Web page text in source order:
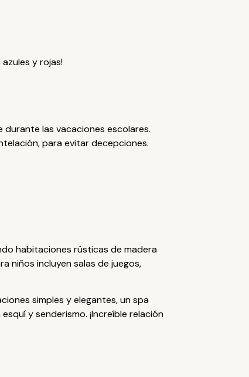
y rojas!
las vacaciones escolares.
para evitar decepciones.
habitaciones rústicas de madera
niños incluyen salas de juegos,
simples y elegantes, un spa
y senderismo. ¡Increíble relación